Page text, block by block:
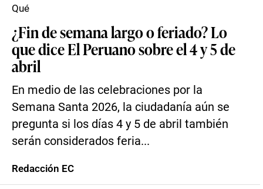
¿Fin de semana largo o feriado? Lo
que dice El Peruano sobre el 4 y 5 de
abril
En medio de las celebraciones por la
Semana Santa 2026, la ciudadanía aún se
pregunta si los días 4 y 5 de abril también
serán considerados feria...
Qué
Redacción EC